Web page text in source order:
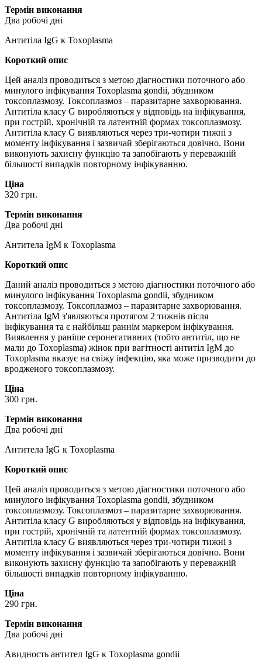
Термін виконання
Два робочі дні
Антитіла IgG к Toxoplasma
Короткий опис
Цей аналіз проводиться з метою діагностики поточного або
минулого інфікування Toxoplasma gondii, збудником
токсоплазмозу. Токсоплазмоз – паразитарне захворювання.
Антитіла класу G виробляються у відповідь на інфікування,
при гострій, хронічній та латентній формах токсоплазмозу.
Антитіла класу G виявляються через три-чотири тижні з
моменту інфікування і зазвичай зберігаються довічно. Вони
виконують захисну функцію та запобігають у переважній
більшості випадків повторному інфікуванню.
Ціна
320 грн.
Термін виконання
Два робочі дні
Антитела IgM к Toxoplasma
Короткий опис
Даний аналіз проводиться з метою діагностики поточного або
минулого інфікування Toxoplasma gondii, збудником
токсоплазмозу. Токсоплазмоз – паразитарне захворювання.
Антитіла IgM з'являються протягом 2 тижнів після
інфікування та є найбільш раннім маркером інфікування.
Виявлення у раніше серонегативних (тобто антитіл, що не
мали до Toxoplasma) жінок при вагітності антитіл IgM до
Toxoplasma вказує на свіжу інфекцію, яка може призводити до
вродженого токсоплазмозу.
Ціна
300 грн.
Термін виконання
Два робочі дні
Антитела IgG к Toxoplasma
Короткий опис
Цей аналіз проводиться з метою діагностики поточного або
минулого інфікування Toxoplasma gondii, збудником
токсоплазмозу. Токсоплазмоз – паразитарне захворювання.
Антитіла класу G виробляються у відповідь на інфікування,
при гострій, хронічній та латентній формах токсоплазмозу.
Антитіла класу G виявляються через три-чотири тижні з
моменту інфікування і зазвичай зберігаються довічно. Вони
виконують захисну функцію та запобігають у переважній
більшості випадків повторному інфікуванню.
Ціна
290 грн.
Термін виконання
Два робочі дні
Авидность антител IgG к Toxoplasma gondii